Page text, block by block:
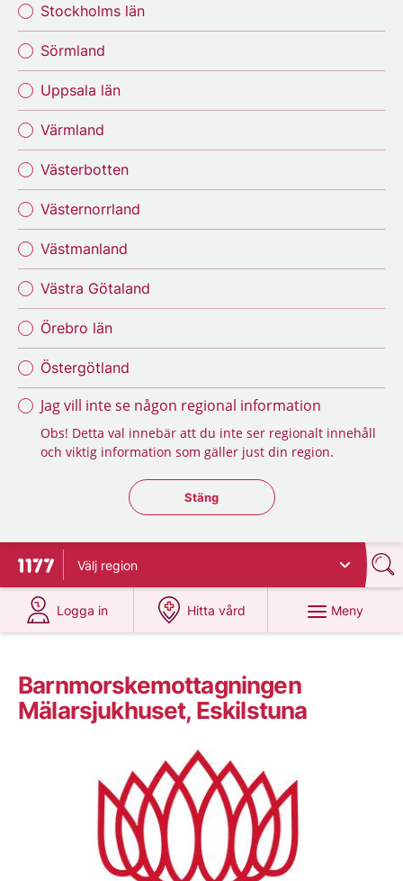
Stockholms län
Sörmland
Uppsala län
Värmland
Västerbotten
Västernorrland
Västmanland
Västra Götaland
Örebro län
Östergötland
Jag vill inte se någon regional information
Obs! Detta val innebär att du inte ser regionalt innehåll
och viktig information som gäller just din region.
Stäng regionsväljaren
Stäng
Till startsidan för 1177
Välj region
Logga in
på 1177.se
Hitta vård
på 1177.se
Meny
Barnmorskemottagningen
Mälarsjukhuset, Eskilstuna